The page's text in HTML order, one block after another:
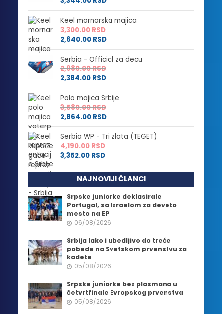
Keel mornarska majica
3,300.00RSD
2,640.00 RSD
Serbia - Official za decu
2,980.00RSD
2,384.00 RSD
Polo majica Srbije
3,580.00RSD
2,864.00 RSD
Serbia WP - Tri zlata (TEGET)
4,190.00RSD
3,352.00 RSD
NAJNOVIJI ČLANCI
Srpske juniorke deklasirale
Portugal, sa Izraelom za deveto
mesto na EP
06/08/2026
Srbija lako i ubedljivo do treće
pobede na Svetskom prvenstvu za
kadete
05/08/2026
Srpske juniorke bez plasmana u
četvrtfinale Evropskog prvenstva
05/08/2026